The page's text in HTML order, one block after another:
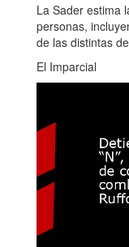
La Sader estima
personas,
de las distintas
El Imparcial